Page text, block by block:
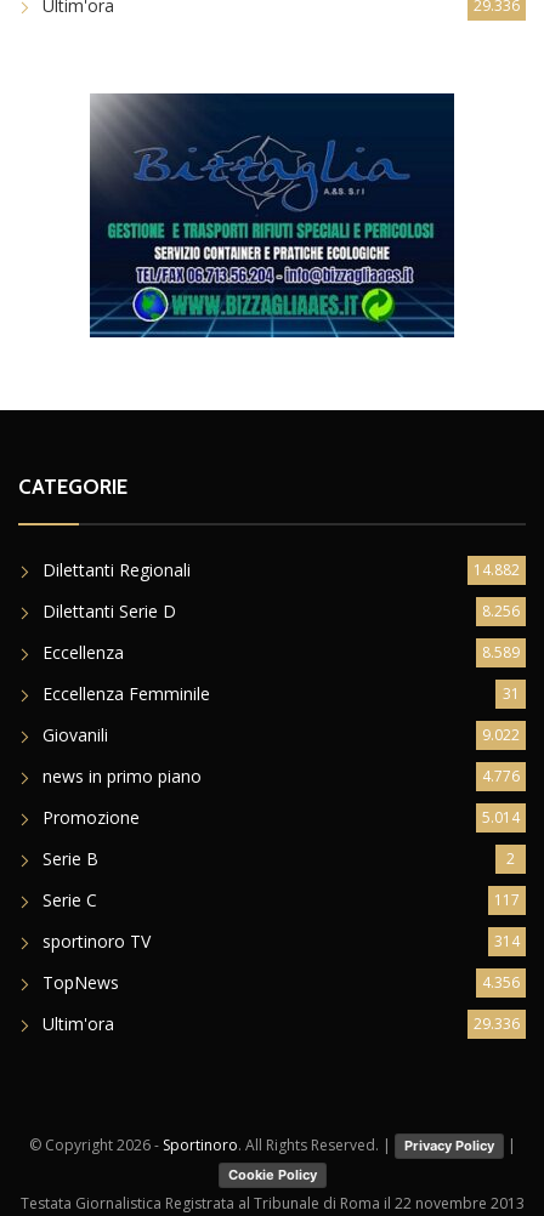
Dilettanti Regionali
Dilettanti Serie D 8.256
Eccellenza 8.589
Eccellenza Femminile 31
Giovanili 9.022
news in primo piano 4.776
Promozione 5.014
Serie B 2
Serie C 117
sportinoro TV 314
TopNews 4.356
Ultim'ora 29.336
Created byHRS Agency